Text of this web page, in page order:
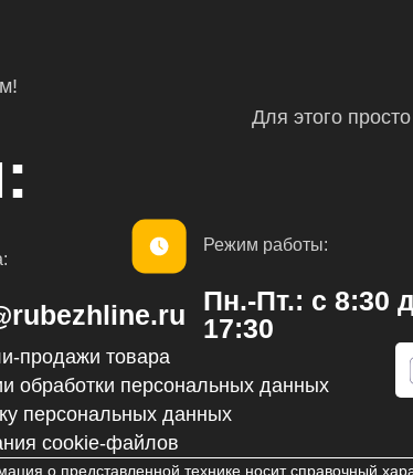
Для этого
Режим работы:
Пн.-Пт.: с 8:30
17:30
продажи товара
обработки персональных данных
персональных данных
cookie-файлов
о представленной технике носит справочный